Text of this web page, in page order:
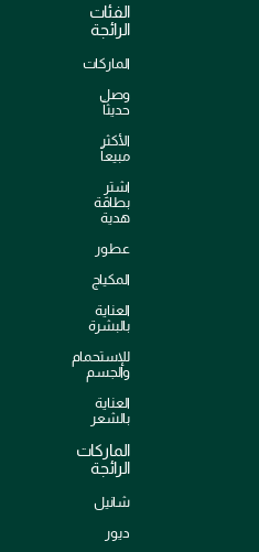
الفئات
الرائجة
الماركات
وصل
حديثاً
الأكثر
مبيعاً
اشترِ
بطاقة
هدية
عطور
المكياج
العناية
بالبشرة
للإستحمام
والجسم
العناية
بالشعر
الماركات
الرائجة
شانيل
ديور